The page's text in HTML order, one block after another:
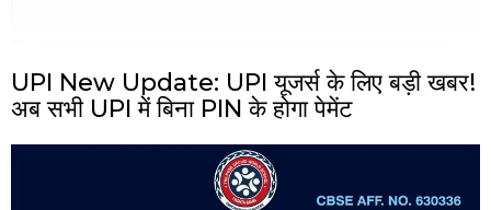
UPI New Update: UPI यूजर्स के लिए बड़ी खबर!
अब सभी UPI में बिना PIN के होगा पेमेंट